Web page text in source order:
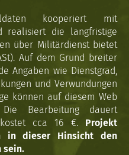
kooperiert mit
realisiert die langfristige
über Militärdienst bietet
Auf dem Grund breiter
Angaben wie Dienstgrad,
und Verwundungen
können auf diesem Web
Bearbeitung dauert
cca 16 €. Projekt
in dieser Hinsicht den
sein.